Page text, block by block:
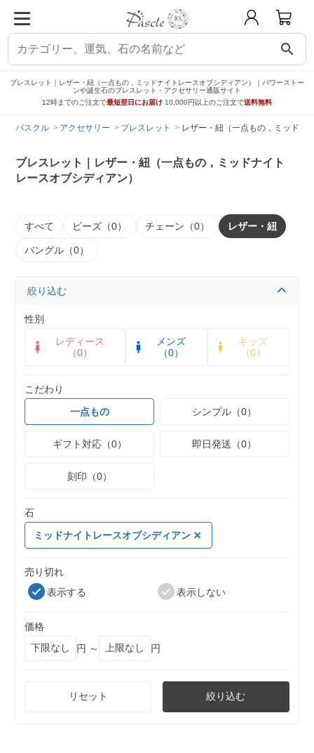
search
ブレスレット｜レザー・紐（一点もの，ミッドナイトレースオブシディアン）｜パワーストー
ンや誕生石のブレスレット・アクセサリー通販サイト
12時までのご注文で最短翌日にお届け 10,000円以上のご注文で送料無料
パスクル アクセサリー ブレスレット レザー・紐（一点もの，ミッドナ
ブレスレット｜レザー・紐（一点もの，ミッドナイト
レースオブシディアン）
すべて ビーズ（0） チェーン（0） レザー・紐
バングル（0）
絞り込む
性別
レディース
（0）
メンズ
（0）
キッズ
（0）
こだわり
一点もの
シンプル（0）
ギフト対応（0） 即日発送（0）
刻印（0）
石
ミッドナイトレースオブシディアン
売り切れ
表示する
表示しない
価格
円 ～
円
リセット 絞り込む